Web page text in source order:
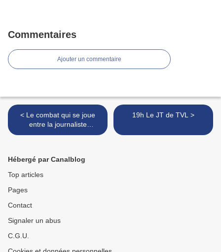
Commentaires
Ajouter un commentaire
< Le combat qui se joue
entre la journaliste
américaine Candace
19h Le JT de TVL >
Hébergé par Canalblog
Top articles
Pages
Contact
Signaler un abus
C.G.U.